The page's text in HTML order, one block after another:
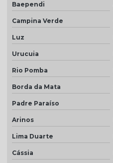
Baependi
Campina Verde
Luz
Urucuia
Rio Pomba
Borda da Mata
Padre Paraíso
Arinos
Lima Duarte
Cássia